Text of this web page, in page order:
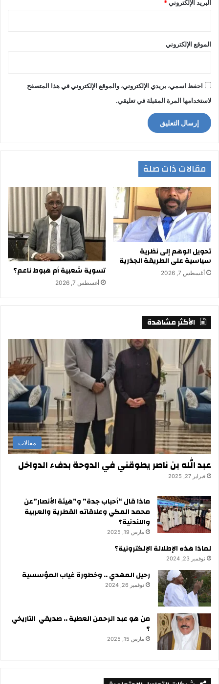
البريد الإلكتروني*
الموقع الإلكتروني
احفظ اسمي، بريدي الإلكتروني، والموقع الإلكتروني في هذا المتصفح
لاستخدامها المرة المقبلة في تعليقي.
مقالات ذات صلة
تحويل الوهم إلى نظرية
سياسية على الطريقة الجذرية
أغسطس 7, 2026 تسوية شعبية أم هبوط ناعم؟
أغسطس 7, 2026
الأكثر مشاهدة
مقالات
عبد الله بن ناصر يطوقني في الدوحة بدفء الدواخل
فبراير 27, 2025
ماذا قال “أحباب جدة” و”هيئة الأنصار”عن
محمد المكي وعلاقاته القطرية والعربية
واللندنية؟
مارس 19, 2025
لماذا هذه الإطلالة الإلكترونية؟
نوفمبر 23, 2024
رحيل المهدي .. وخطورة غياب المؤسسية
نوفمبر 26, 2024
من هو عبد الرحمن العطية .. صديقي التاريخي
؟
مارس 15, 2025